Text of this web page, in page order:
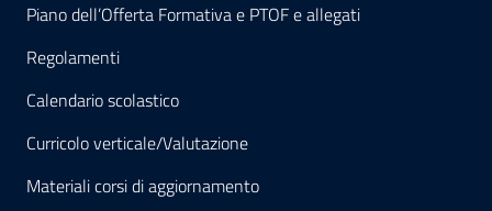
Piano dell’Offerta Formativa e PTOF e allegati
Regolamenti
Calendario scolastico
Curricolo verticale/Valutazione
Materiali corsi di aggiornamento